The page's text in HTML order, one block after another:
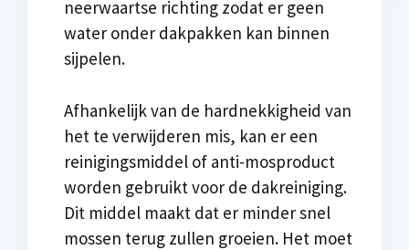
neerwaartse richting zodat er geen
water onder dakpakken kan binnen
sijpelen.
Afhankelijk van de hardnekkigheid van
het te verwijderen mis, kan er een
reinigingsmiddel of anti-mosproduct
worden gebruikt voor de dakreiniging.
Dit middel maakt dat er minder snel
mossen terug zullen groeien. Het moet